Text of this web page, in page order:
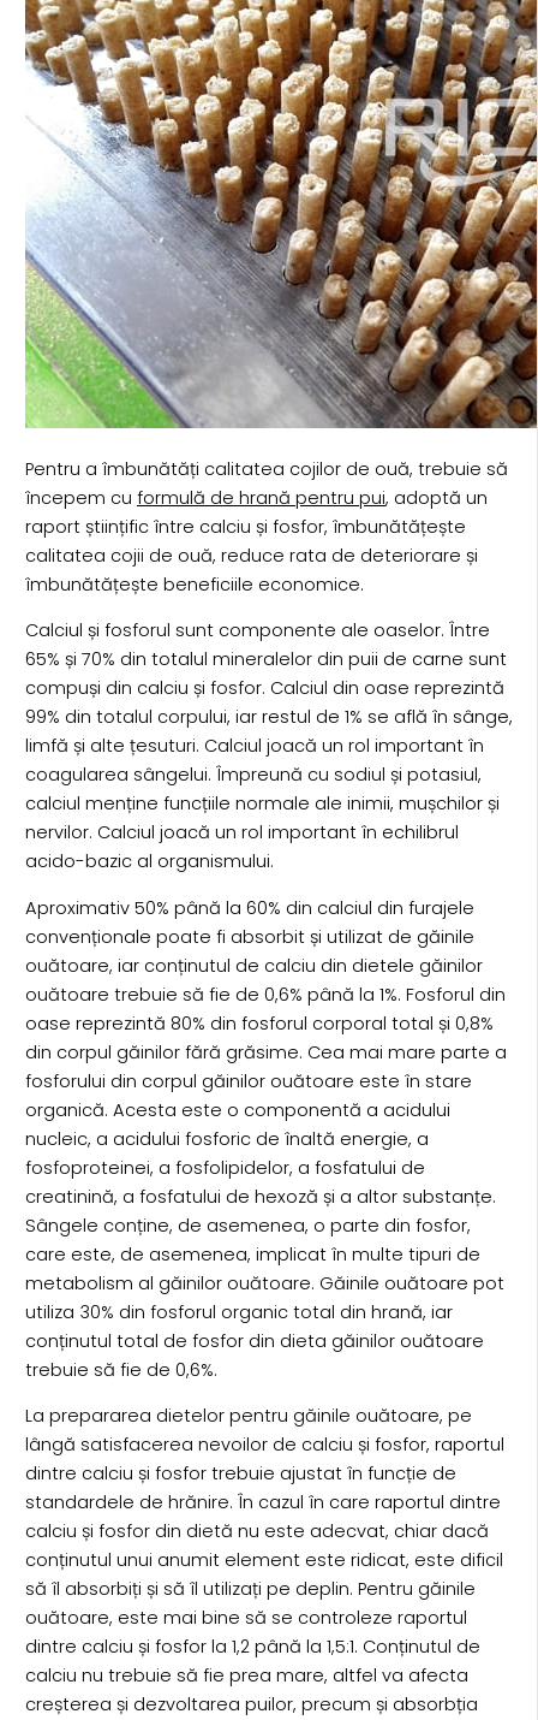
Pentru a îmbunătăți calitatea cojilor de ouă, trebuie să
începem cu formulă de hrană pentru pui, adoptă un
raport științific între calciu și fosfor, îmbunătățește
calitatea cojii de ouă, reduce rata de deteriorare și
îmbunătățește beneficiile economice.
Calciul și fosforul sunt componente ale oaselor. Între
65% și 70% din totalul mineralelor din puii de carne sunt
compuși din calciu și fosfor. Calciul din oase reprezintă
99% din totalul corpului, iar restul de 1% se află în sânge,
limfă și alte țesuturi. Calciul joacă un rol important în
coagularea sângelui. Împreună cu sodiul și potasiul,
calciul menține funcțiile normale ale inimii, mușchilor și
nervilor. Calciul joacă un rol important în echilibrul
acido-bazic al organismului.
Aproximativ 50% până la 60% din calciul din furajele
convenționale poate fi absorbit și utilizat de găinile
ouătoare, iar conținutul de calciu din dietele găinilor
ouătoare trebuie să fie de 0,6% până la 1%. Fosforul din
oase reprezintă 80% din fosforul corporal total și 0,8%
din corpul găinilor fără grăsime. Cea mai mare parte a
fosforului din corpul găinilor ouătoare este în stare
organică. Acesta este o componentă a acidului
nucleic, a acidului fosforic de înaltă energie, a
fosfoproteinei, a fosfolipidelor, a fosfatului de
creatinină, a fosfatului de hexoză și a altor substanțe.
Sângele conține, de asemenea, o parte din fosfor,
care este, de asemenea, implicat în multe tipuri de
metabolism al găinilor ouătoare. Găinile ouătoare pot
utiliza 30% din fosforul organic total din hrană, iar
conținutul total de fosfor din dieta găinilor ouătoare
trebuie să fie de 0,6%.
La prepararea dietelor pentru găinile ouătoare, pe
lângă satisfacerea nevoilor de calciu și fosfor, raportul
dintre calciu și fosfor trebuie ajustat în funcție de
standardele de hrănire. În cazul în care raportul dintre
calciu și fosfor din dietă nu este adecvat, chiar dacă
conținutul unui anumit element este ridicat, este dificil
să îl absorbiți și să îl utilizați pe deplin. Pentru găinile
ouătoare, este mai bine să se controleze raportul
dintre calciu și fosfor la 1,2 până la 1,5:1. Conținutul de
calciu nu trebuie să fie prea mare, altfel va afecta
creșterea și dezvoltarea puilor, precum și absorbția